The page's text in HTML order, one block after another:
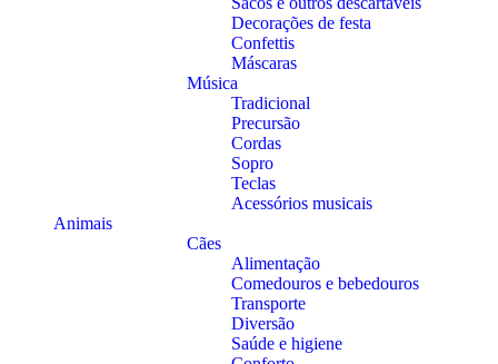
Decorações de festa
Confettis
Máscaras
Música
Tradicional
Precursão
Cordas
Sopro
Teclas
Acessórios musicais
Animais
Cães
Alimentação
Comedouros e bebedouros
Transporte
Diversão
Saúde e higiene